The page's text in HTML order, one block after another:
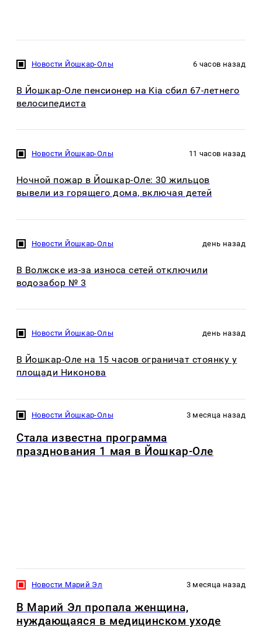
Новости Йошкар-Олы 6 часов назад
В Йошкар-Оле пенсионер на Kia сбил 67-летнего
велосипедиста
Новости Йошкар-Олы 11 часов назад
Ночной пожар в Йошкар-Оле: 30 жильцов
вывели из горящего дома, включая детей
Новости Йошкар-Олы день назад
В Волжске из-за износа сетей отключили
водозабор № 3
Новости Йошкар-Олы день назад
В Йошкар-Оле на 15 часов ограничат стоянку у
площади Никонова
Новости Йошкар-Олы 3 месяца назад
Стала известна программа
празднования 1 мая в Йошкар-Оле
Новости Марий Эл 3 месяца назад
В Марий Эл пропала женщина,
нуждающаяся в медицинском уходе